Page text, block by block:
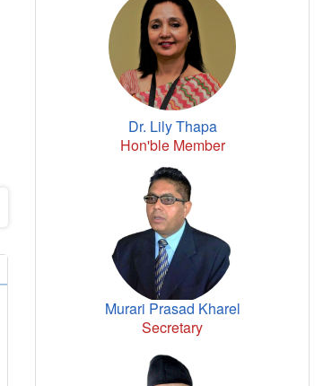
Dr. Lily Thapa
Hon'ble Member
Murari Prasad Kharel
Secretary